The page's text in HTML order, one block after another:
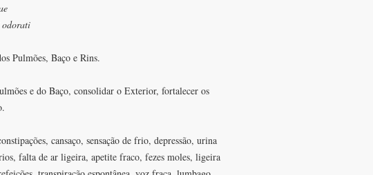
odorati
Pulmões, Baço e Rins.
e do Baço, consolidar o Exterior, fortalecer os
cansaço, sensação de frio, depressão, urina
falta de ar ligeira, apetite fraco, fezes moles, ligeira